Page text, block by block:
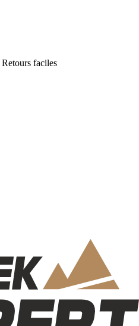
Retours faciles